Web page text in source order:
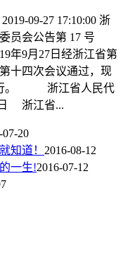
09-27 17:10:00 浙
员会公告第 17 号
年9月27日经浙江省第
十四次会议通过，现
行。 浙江省人民代
日 浙江省...
07-20
知道！ 2016-08-12
一生!2016-07-12